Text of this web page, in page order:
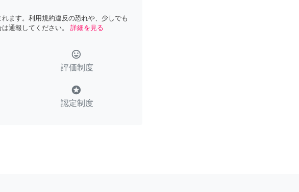
ます。利用規約違反の恐れや、少しでも
通報してください。
詳細を見る
tag_faces
評価制度
stars
認定制度